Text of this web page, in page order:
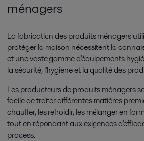
ménagers
La fabrication des produits ménagers
protéger la maison nécessitent la
et une vaste gamme d'équipements
la sécurité, l'hygiène et la qualité des
Les producteurs de produits ménagers
facile de traiter différentes matières
chauffer, les refroidir, les mélanger en
tout en répondant aux exigences
process.